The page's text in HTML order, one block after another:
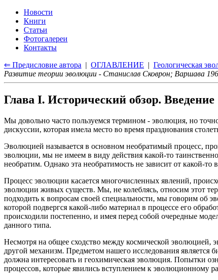
Новости
Книги
Статьи
Фотогалереи
Контакты
⇐ Предисловие автора | ОГЛАВЛЕНИЕ | Геологическая
Развитие теории эволюции - Станислав Сковрон; Варшава
Глава I. Исторический обзор. Введение
Мы довольно часто пользуемся термином - эволюция, но
дискуссии, которая имела место во время празднования
Эволюцией называется в основном необратимый процесс,
эволюции, мы не имеем в виду действия какой-то
необратим. Однако эта необратимость не зависит от какой-
Процесс эволюции касается многочисленных явлений,
эволюции живых существ. Мы, не колеблясь, относим этот
подходить к вопросам своей специальности, мы говорим
которой подвергся какой-либо материал в процессе его
происходили постепенно, и имея перед собой очередные
данного типа.
Несмотря на общее сходство между космической
другой механизм. Предметом нашего исследования является
должна интересовать и геохимическая эволюция. Попытки
процессов, которые явились вступлением к эволюционному